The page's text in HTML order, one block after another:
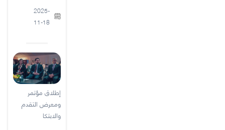
2025-
11-18
إطلاق مؤتمر
ومعرض التقدم
والابتكا